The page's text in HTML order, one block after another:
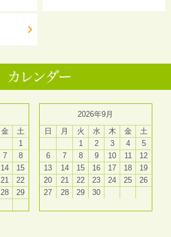
金
土
1
7
8
14
15
21
22
28
29
2026年9月
日
月 火 水 木 金
土
1
2 3 4
5
6
7 8 9 10 11
12
13
14 15 16 17 18
19
20
21 22 23 24 25
26
27
28 29 30